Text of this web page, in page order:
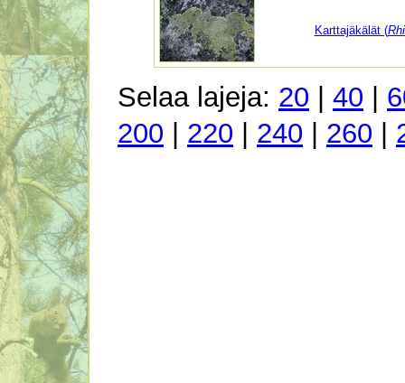
Karttajäkälät (
Selaa lajeja: 20 | 40 |
200 | 220 | 240 | 260 |